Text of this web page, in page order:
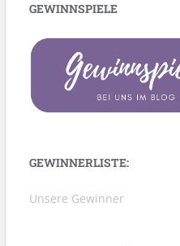
GEWINNSPIELE
GEWINNERLISTE:
Unsere Gewinner